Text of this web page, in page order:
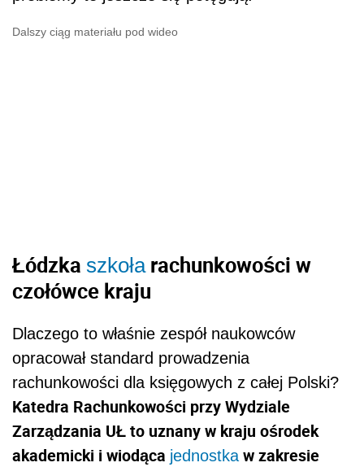
Dalszy ciąg materiału pod wideo
Łódzka szkołarachunkowości w
czołówce kraju
Dlaczego to właśnie zespół naukowców
opracował standard prowadzenia
rachunkowości dla księgowych z całej Polski?
Katedra Rachunkowości przy Wydziale
Zarządzania UŁ to uznany w kraju ośrodek
akademicki i wiodąca jednostkaw zakresie